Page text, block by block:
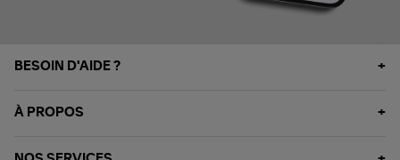
BESOIN D'AIDE ?
À PROPOS